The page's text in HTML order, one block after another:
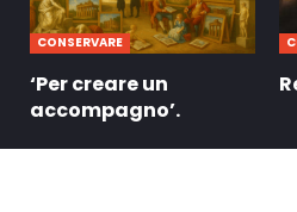
CONSERVARE
‘Per creare un
accompagno’.